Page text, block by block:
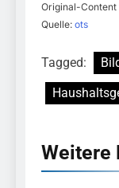
Original-Content
Quelle: ots
Tagged:
Weitere